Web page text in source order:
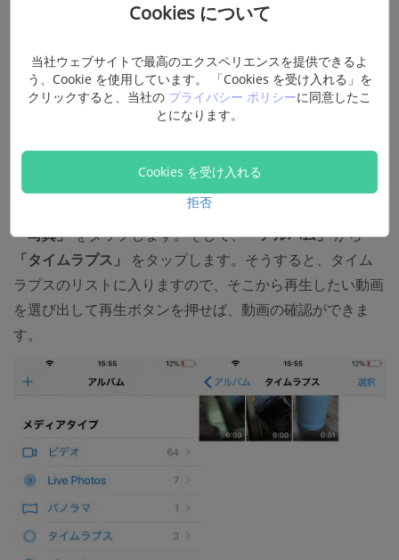
から動画を再生します。まずは、
「写真」をタップします。そして、「アルバム」から
「タイムラプス」
をタップします。そうすると、タイム
ラプスのリストに入りますので、そこから再生したい動画
を選び出して再生ボタンを押せば、動画の確認ができま
す。
Cookies について
当社ウェブサイトで最高のエクスペリエンスを提供できるよ
う、Cookie を使用しています。 「Cookies を受け入れる」を
クリックすると、当社の プライバシー ポリシーに同意したこ
とになります。
Cookies を受け入れる
拒否